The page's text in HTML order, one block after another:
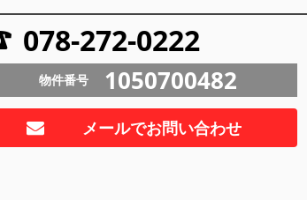
078-272-0222
物件番号 1050700482
メールでお問い合わせ